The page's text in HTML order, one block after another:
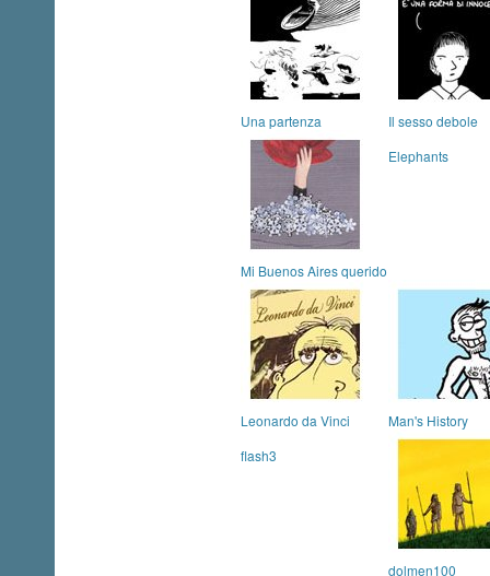
Una partenza Il sesso debole
Mi Buenos Aires querido
Elephants
Leonardo da Vinci
Man's History
flash3
dolmen100